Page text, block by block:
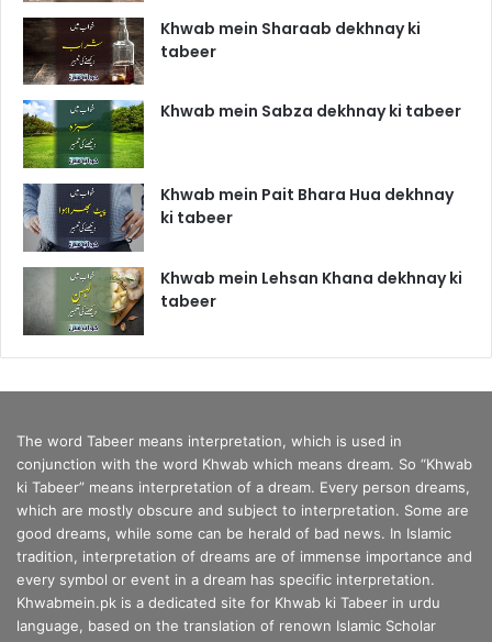
Khwab mein Sharaab dekhnay ki
tabeer
Khwab mein Sabza dekhnay ki tabeer
Khwab mein Pait Bhara Hua dekhnay
ki tabeer
Khwab mein Lehsan Khana dekhnay ki
tabeer
The word Tabeer means interpretation, which is used in
conjunction with the word Khwab which means dream. So “Khwab
ki Tabeer” means interpretation of a dream. Every person dreams,
which are mostly obscure and subject to interpretation. Some are
good dreams, while some can be herald of bad news. In Islamic
tradition, interpretation of dreams are of immense importance and
every symbol or event in a dream has specific interpretation.
Khwabmein.pk is a dedicated site for Khwab ki Tabeer in urdu
language, based on the translation of renown Islamic Scholar